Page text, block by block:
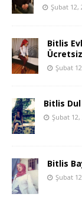
Şubat 12,
Bitlis
Şubat
Bitlis
Şubat 12,
Bitlis
Şubat